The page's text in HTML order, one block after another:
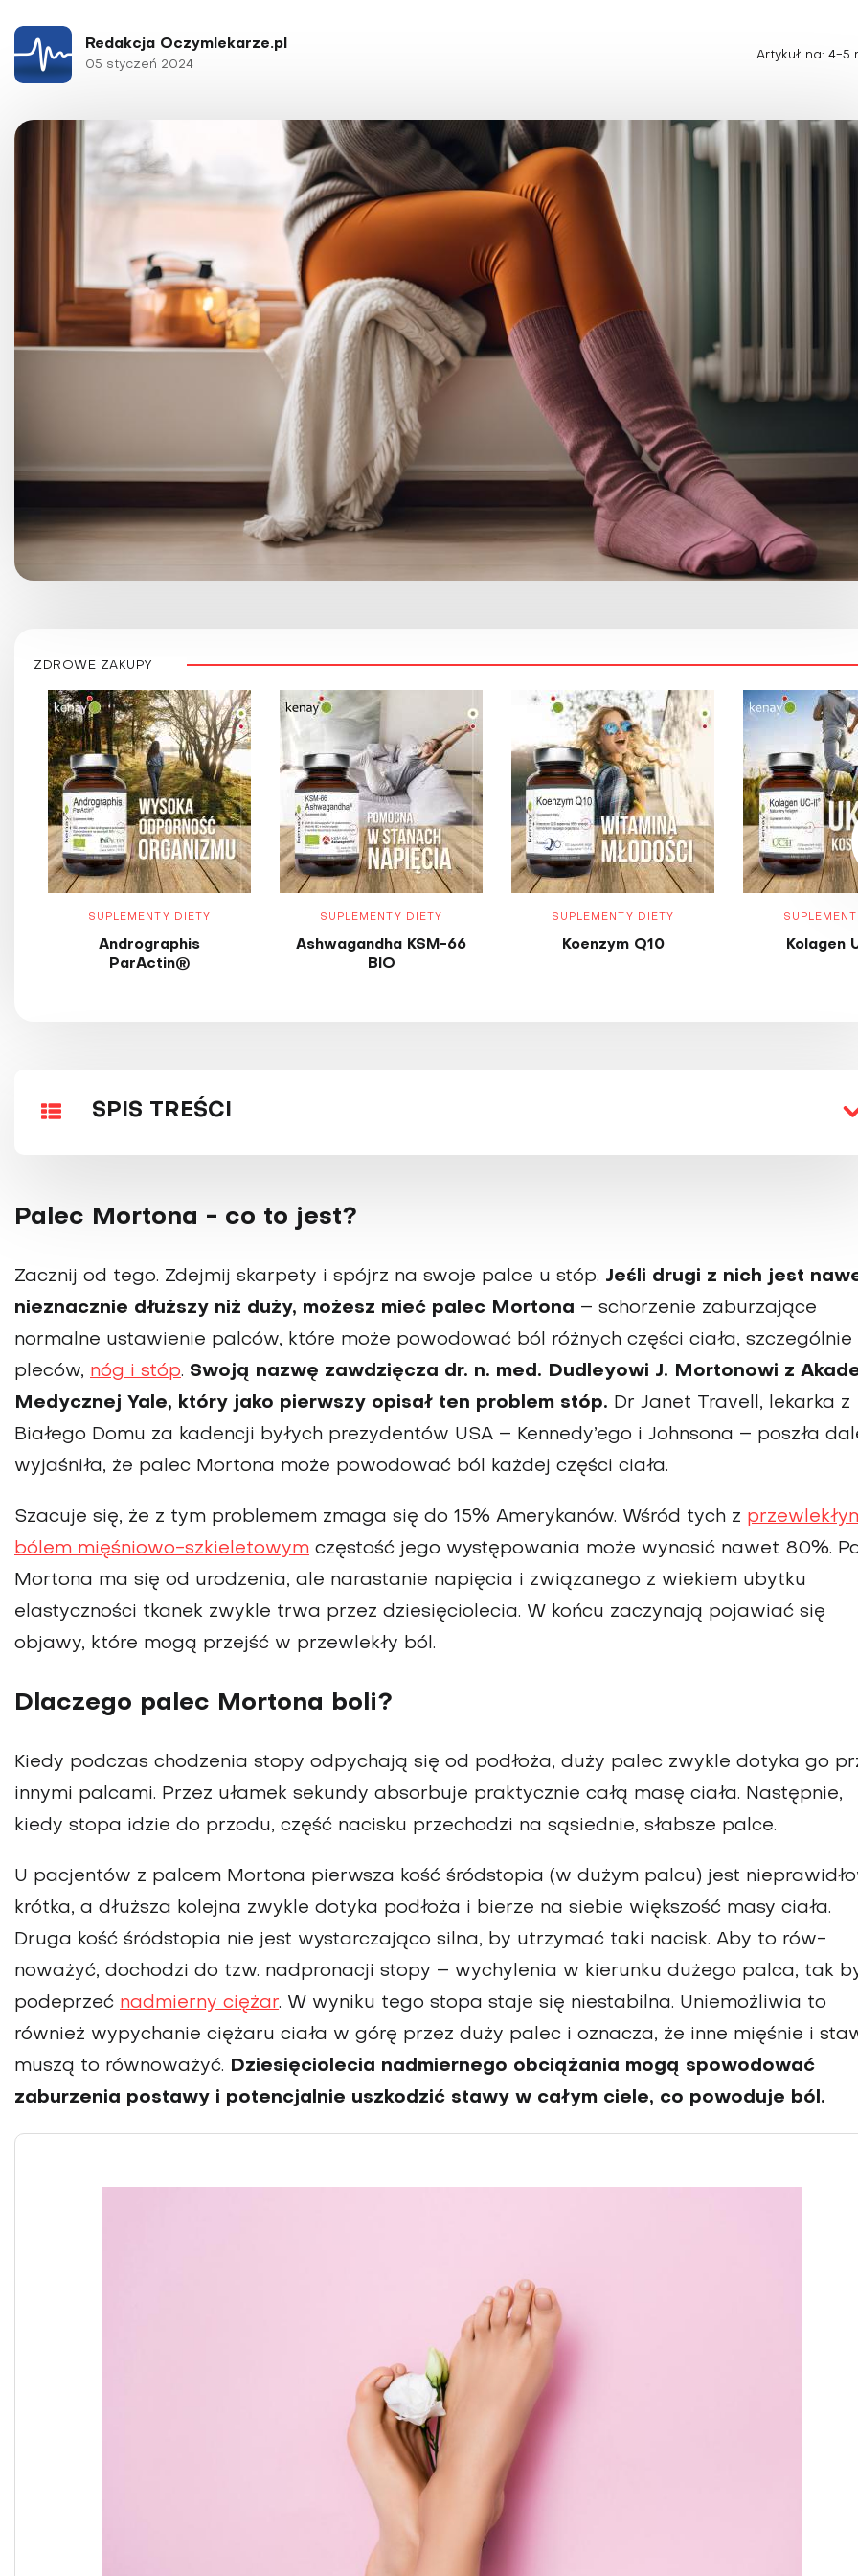
Choroby laryngologiczne
Redakcja Oczymlekarze.pl
05 styczeń 2024
Artykuł na: 4-5
ZDROWE ZAKUPY
SUPLEMENTY DIETY
Andrographis
ParActin®
SUPLEMENTY DIETY
Ashwagandha KSM-66
BIO
SUPLEMENTY DIETY
Koenzym Q10 Kolagen
SPIS TREŚCI
Palec Mortona - co to jest?
Zacznij od tego. Zdejmij skar­pety i spójrz na swoje palce u stóp. Jeśli drugi z nich jest
nie­znacznie dłuższy niż duży, możesz mieć palec Mortona – schorzenie zaburzające
normalne ustawienie palców, które może powodować ból różnych części ciała, szczególnie
pleców, nóg i stóp. Swoją nazwę zawdzięcza dr. n. med. Dudleyowi J. Mortonowi z
Medycz­nej Yale, który jako pierwszy opisał ten problem stóp. Dr Janet Travell, lekarka z
Białego Domu za kadencji byłych prezydentów USA – Ken­nedy’ego i Johnsona – poszła
wyjaśniła, że palec Mortona może powodować ból każdej części ciała.
Szacuje się, że z tym problemem zmaga się do 15% Amerykanów. Wśród tych z
bólem mięśniowo-szkieletowym częstość jego występowania może wynosić nawet 80%.
Mortona ma się od urodzenia, ale narastanie napię­cia i związanego z wiekiem ubytku
elastyczności tkanek zwykle trwa przez dziesięciolecia. W końcu zaczynają pojawiać się
objawy, które mogą przejść w przewlekły ból.
Dlaczego palec Mortona boli?
Kiedy podczas chodzenia stopy odpychają się od podłoża, duży palec zwykle dotyka go
innymi palcami. Przez ułamek sekundy absorbuje praktycznie całą masę ciała. Następnie,
kiedy stopa idzie do przodu, część nacisku prze­chodzi na sąsiednie, słabsze palce.
U pacjentów z palcem Mortona pierwsza kość śródstopia (w dużym palcu) jest
krótka, a dłuższa kolejna zwykle dotyka podłoża i bierze na siebie większość masy ciała.
Druga kość śródsto­pia nie jest wystarczająco silna, by utrzymać taki nacisk. Aby to rów­
noważyć, dochodzi do tzw. nadpro­nacji stopy – wychylenia w kierunku dużego palca, tak
podeprzeć nadmierny ciężar. W wyniku tego stopa staje się niestabilna. Unie­możliwia to
również wypychanie ciężaru ciała w górę przez duży palec i oznacza, że inne mięśnie i
muszą to równoważyć. Dziesięciolecia nad­miernego obciążania mogą spowodować
zaburzenia postawy i potencjalnie uszkodzić stawy w całym ciele, co powoduje ból.